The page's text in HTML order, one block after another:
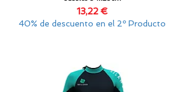
Precio
13,22 €
40% de descuento en el 2º Producto